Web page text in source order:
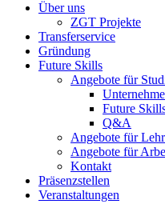
Über uns
ZGT Projekte
Transferservice
Gründung
Future Skills
Angebote für
Future
Q&A
Angebote für
Angebote für
Kontakt
Präsenzstellen
Veranstaltungen